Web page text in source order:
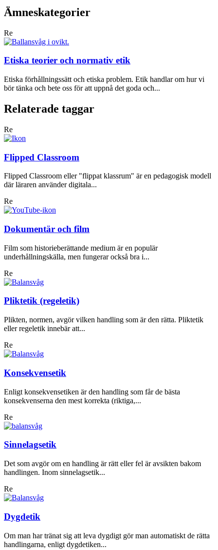
Ämneskategorier
Re
Etiska teorier och normativ etik
Etiska förhållningssätt och etiska problem. Etik handlar om hur vi
bör tänka och bete oss för att uppnå det goda och...
Relaterade taggar
Re
Flipped Classroom
Flipped Classroom eller "flippat klassrum" är en pedagogisk modell
där läraren använder digitala...
Re
Dokumentär och film
Film som historieberättande medium är en populär
underhållningskälla, men fungerar också bra i...
Re
Pliktetik (regeletik)
Plikten, normen, avgör vilken handling som är den rätta. Pliktetik
eller regeletik innebär att...
Re
Konsekvensetik
Enligt konsekvensetiken är den handling som får de bästa
konsekvenserna den mest korrekta (riktiga,...
Re
Sinnelagsetik
Det som avgör om en handling är rätt eller fel är avsikten bakom
handlingen. Inom sinnelagsetik...
Re
Dygdetik
Om man har tränat sig att leva dygdigt gör man automatiskt de rätta
handlingarna, enligt dygdetiken...